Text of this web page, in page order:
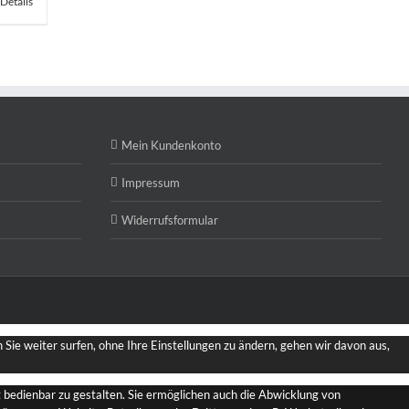
Mein Kundenkonto
Impressum
Widerrufsformular
weiter surfen, ohne Ihre Einstellungen zu ändern, gehen wir davon aus,
zu gestalten. Sie ermöglichen auch die Abwicklung von